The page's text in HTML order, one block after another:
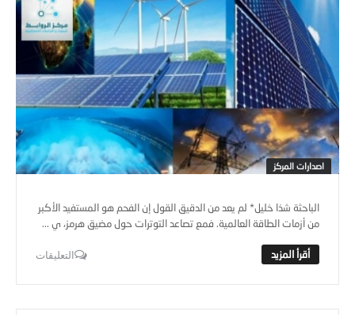
اصدارات المركز
الباحثة شذا خليل* لم يعد من الدقيق القول إن الفحم هو المستفيد الأكبر
من أزمات الطاقة العالمية. فمع تصاعد التوترات حول مضيق هرمز، ي ...
التعليقات